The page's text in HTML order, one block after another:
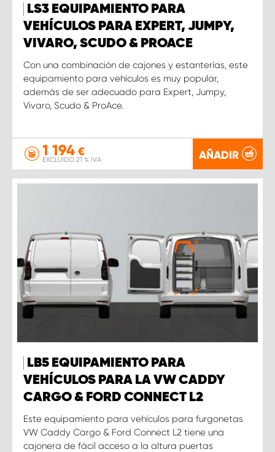
LS3 EQUIPAMIENTO PARA
VEHÍCULOS PARA EXPERT, JUMPY,
VIVARO, SCUDO & PROACE
Con una combinación de cajones y estanterías, este
equipamiento para vehículos es muy popular,
además de ser adecuado para Expert, Jumpy,
Vivaro, Scudo & ProAce.
1 194 €
EXCLUIDO 21 % IVA AÑADIR
LB5 EQUIPAMIENTO PARA
VEHÍCULOS PARA LA VW CADDY
CARGO & FORD CONNECT L2
Este equipamiento para vehículos para furgonetas
VW Caddy Cargo & Ford Connect L2 tiene una
cajonera de fácil acceso a la altura puertas